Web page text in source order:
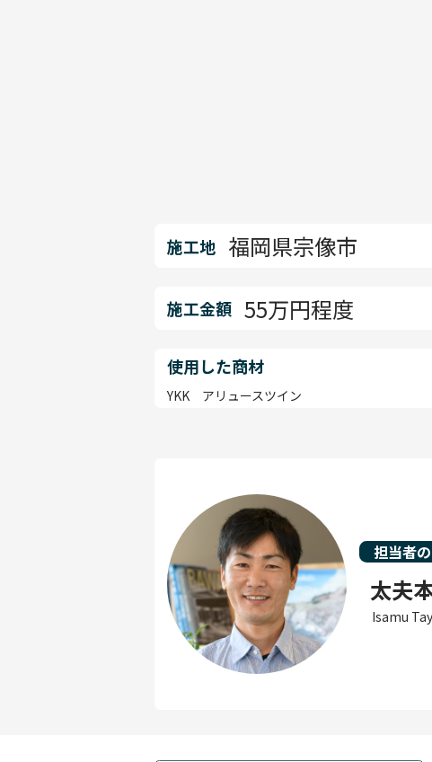
施工地 福岡県宗像市
施工金額 55万円程度
使用した商材
YKK アリュースツイン
担当者
太夫
Isamu